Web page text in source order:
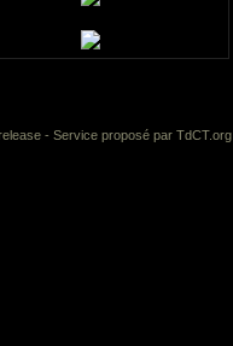
- Service proposé par TdCT.org